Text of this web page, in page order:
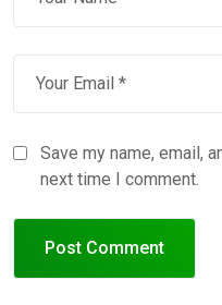
Save my name, email,
next time I comment.